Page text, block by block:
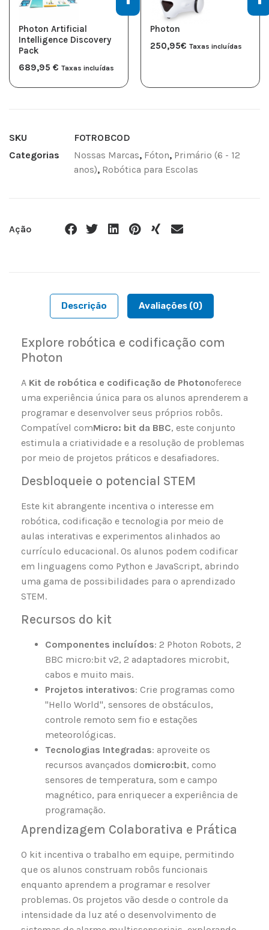
Photon Artificial
Intelligence Discovery
Pack
689,95 € Taxas incluídas
Photon
250,95€ Taxas incluídas
SKU
FOTROBCOD
Categorias
Nossas Marcas, Fóton, Primário (6 - 12
anos), Robótica para Escolas
Ação
Descrição Avaliações (0)
Explore robótica e codificação com
Photon
A Kit de robótica e codificação de Photonoferece
uma experiência única para os alunos aprenderem a
programar e desenvolver seus próprios robôs.
Compatível comMicro: bit da BBC, este conjunto
estimula a criatividade e a resolução de problemas
por meio de projetos práticos e desafiadores.
Desbloqueie o potencial STEM
Este kit abrangente incentiva o interesse em
robótica, codificação e tecnologia por meio de
aulas interativas e experimentos alinhados ao
currículo educacional. Os alunos podem codificar
em linguagens como Python e JavaScript, abrindo
uma gama de possibilidades para o aprendizado
STEM.
Recursos do kit
Componentes incluídos: 2 Photon Robots, 2
BBC micro:bit v2, 2 adaptadores microbit,
cabos e muito mais.
Projetos interativos: Crie programas como
"Hello World", sensores de obstáculos,
controle remoto sem fio e estações
meteorológicas.
Tecnologias Integradas: aproveite os
recursos avançados domicro:bit, como
sensores de temperatura, som e campo
magnético, para enriquecer a experiência de
programação.
Aprendizagem Colaborativa e Prática
O kit incentiva o trabalho em equipe, permitindo
que os alunos construam robôs funcionais
enquanto aprendem a programar e resolver
problemas. Os projetos vão desde o controle da
intensidade da luz até o desenvolvimento de